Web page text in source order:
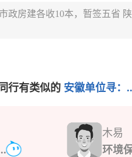
政房建各收10本，暂签五省
行有类似的 安徽单位寻：
木易
环境